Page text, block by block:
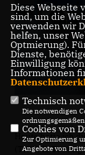
Heute hatte ich
(THW) in
Diese Webseite
sind, um die
verwenden wir
helfen, unser
Optmierung).
Dienste,
Einwilligung
Informationen
Technisch
Die notwendigen
Cookies von
Zur Optimierung
Angebote von